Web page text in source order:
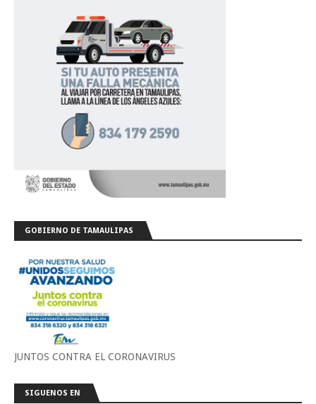
GOBIERNO DE TAMAULIPAS
JUNTOS CONTRA EL CORONAVIRUS
SIGUENOS EN